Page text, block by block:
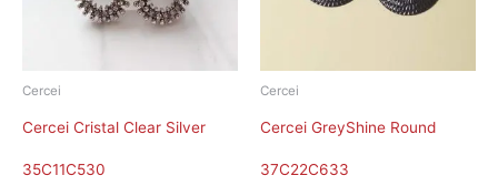
Cercei
Cercei Cristal Clear Silver
35C11C530
Cercei
Cercei GreyShine Round
37C22C633